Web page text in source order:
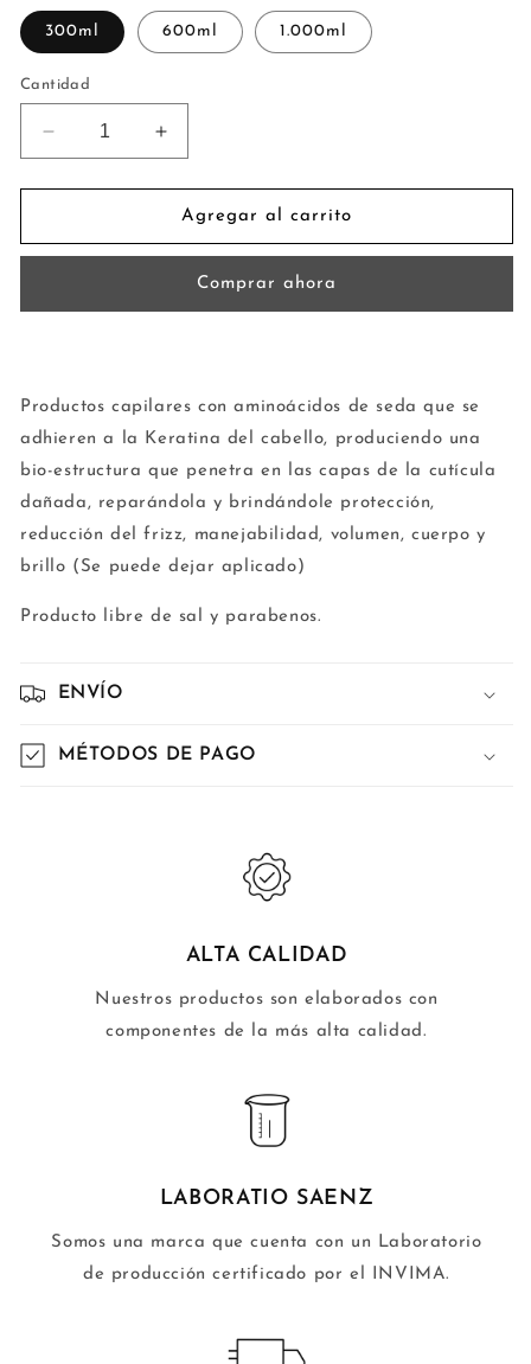
300ml 600ml 1.000ml
Cantidad
Reducir
cantidad
para
GUSANO
(SHAMPOO
Aumentar
cantidad
para
KIT
GUSANO
SEDA
(SHAMPOO
Agregar al carrito
Comprar ahora
Productos capilares con aminoácidos de seda que se
adhieren a la Keratina del cabello, produciendo una
bio-estructura que penetra en las capas de la cutícula
dañada, reparándola y brindándole protección,
reducción del frizz, manejabilidad, volumen, cuerpo y
brillo (Se puede dejar aplicado)
Producto libre de sal y parabenos.
ENVÍO
MÉTODOS DE PAGO
ALTA CALIDAD
Nuestros productos son elaborados con
componentes de la más alta calidad.
LABORATIO SAENZ
Somos una marca que cuenta con un Laboratorio
de producción certificado por el INVIMA.